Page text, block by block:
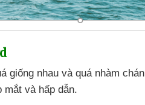
giống nhau và quá nhàm chán
mắt và hấp dẫn.